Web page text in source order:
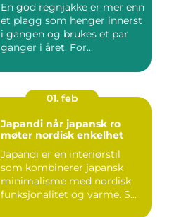
En god regnjakke er mer enn
et plagg som henger innerst
i gangen og brukes et par
ganger i året. For...
01. feb
Japandi når japansk ro
møter nordisk enkelhet
Japandi er en interiørstil
som kombinerer japansk
minimalisme med nordisk
funksjonalitet og varme. S...